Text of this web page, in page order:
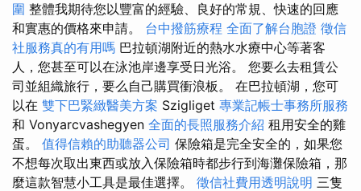
圍 整體我期待您以豐富的經驗、良好的常規、快速的回應
和實惠的價格來申請。 台中撥筋療程 全面了解台胞證 徵信
社服務真的有用嗎 巴拉頓湖附近的熱水水療中​​心等著客
人，您甚至可以在泳池岸邊享受日光浴。 您要么去租賃公
司並組織旅行，要么自己購買衝浪板。 在巴拉頓湖，您可
以在 雙下巴緊緻醫美方案 Szigliget 專業記帳士事務所服務
和 Vonyarcvashegyen 全面的長照服務介紹 租用安全的雞
蛋。 值得信賴的助聽器公司 保險箱是完全安全的，如果您
不想每次取出東西或放入保險箱時都步行到海灘保險箱，那
麼這款智慧小工具是最佳選擇。 徵信社費用透明說明 三隻